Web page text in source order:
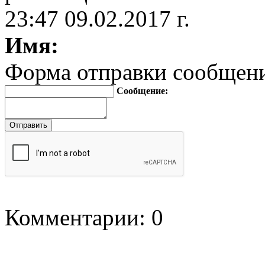
23:47 09.02.2017 г.
Имя:
Форма отправки
Сообщение:
Комментарии: 0